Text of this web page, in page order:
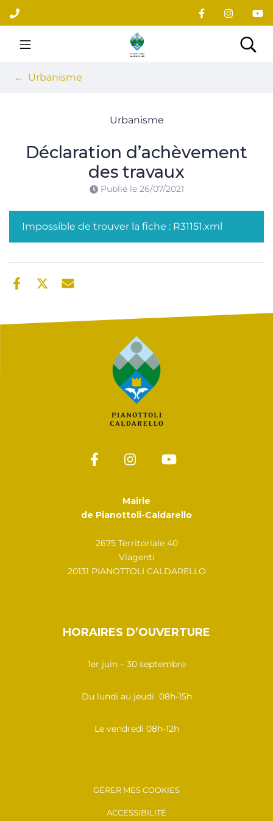
Aller
au
contenu
Site officiel du village
Urbanisme
Urbanisme
Déclaration d’achèvement
des travaux
Publié le 26/07/2021
Impossible de trouver la fiche : R31151.xml
Mairie
de Pianottoli-Caldarello
2675 Territoriale 40
Viagenti
20131 PIANOTTOLI CALDARELLO
HORAIRES D’OUVERTURE
1er juin – 30 septembre
Du lundi au jeudi 08h-15h
Le vendredi 08h-12h
GÉRER MES COOKIES
ACCESSIBILITÉ